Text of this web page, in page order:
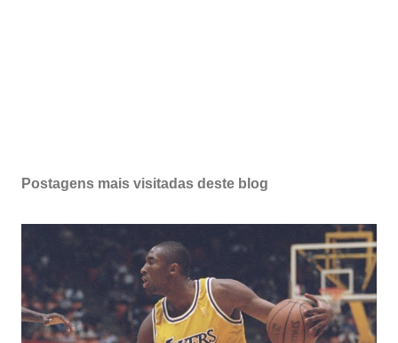
Postagens mais visitadas deste blog